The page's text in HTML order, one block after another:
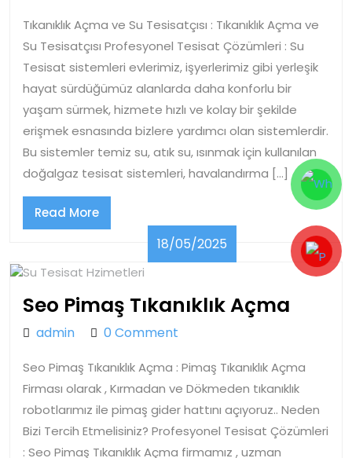
Su
Tesisatçısı
Tıkanıklık Açma ve Su Tesisatçısı : Tıkanıklık Açma ve
Su Tesisatçısı Profesyonel Tesisat Çözümleri : Su
Tesisat sistemleri evlerimiz, işyerlerimiz gibi yerleşik
hayat sürdüğümüz alanlarda daha konforlu bir
yaşam sürmek, hizmete hızlı ve kolay bir şekilde
erişmek esnasında bizlere yardımcı olan sistemlerdir.
Bu sistemler temiz su, atık su, ısınmak için kullanılan
doğalgaz tesisat sistemleri, havalandırma […]
Read MoreRead
More
18/05/2025 18/05/2025
Seo Pimaş Tıkanıklık Açma
Açma
adminadmin0 Comment
Seo Pimaş Tıkanıklık Açma : Pimaş Tıkanıklık Açma
Firması olarak , Kırmadan ve Dökmeden tıkanıklık
robotlarımız ile pimaş gider hattını açıyoruz.. Neden
Bizi Tercih Etmelisiniz? Profesyonel Tesisat Çözümleri
: Seo Pimaş Tıkanıklık Açma firmamız , uzman